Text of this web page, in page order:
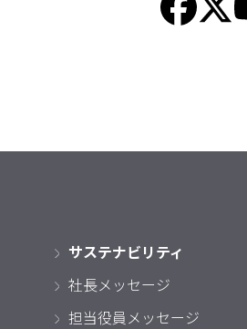
サステナビリティ
社長メッセージ
担当役員メッセージ